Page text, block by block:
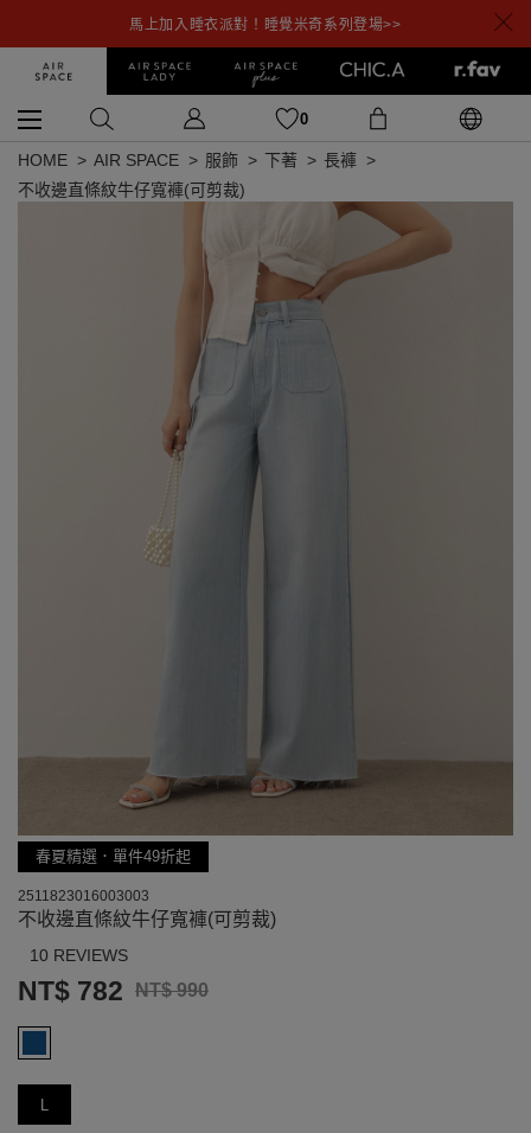
馬上加入睡衣派對！睡覺米奇系列登場>>
0
HOME AIR SPACE 服飾 下著
長褲
不收邊直條紋牛仔寬褲(可剪裁)
春夏精選．單件49折起
2511823016003003
不收邊直條紋牛仔寬褲(可剪裁)
10 REVIEWS
NT$ 782 NT$ 990
L